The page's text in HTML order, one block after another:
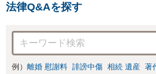
法律Q&Aを探す
例） 離婚 慰謝料 誹謗中傷 相続 遺産 著